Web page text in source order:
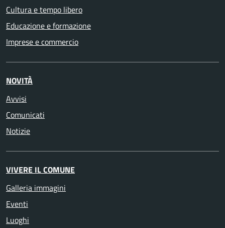
Cultura e tempo libero
Educazione e formazione
Imprese e commercio
NOVITÀ
Avvisi
Comunicati
Notizie
VIVERE IL COMUNE
Galleria immagini
Eventi
Luoghi